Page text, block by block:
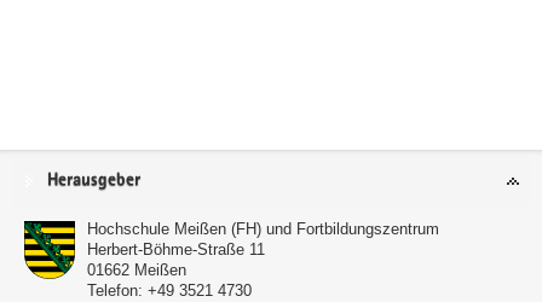
Service
Herausgeber
Hochschule Meißen (FH) und Fortbildungszentrum
Herbert-Böhme-Straße 11
01662 Meißen
Telefon: +49 3521 4730